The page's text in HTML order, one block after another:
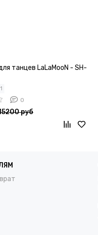
танцев LaLaMooN - SH-
0
руб